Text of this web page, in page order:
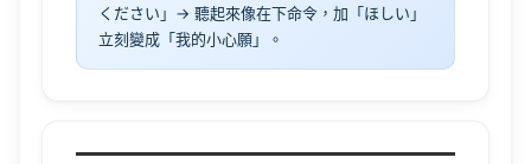
ください」→ 聽起來像在下命令，加「ほしい」
立刻變成「我的小心願」。